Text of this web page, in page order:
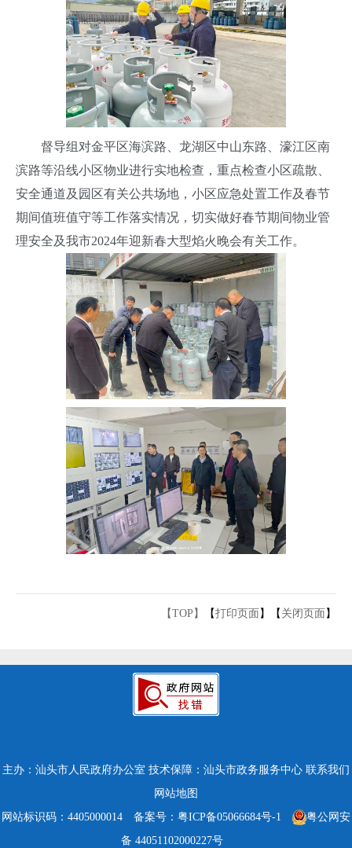
督导组对金平区海滨路、龙湖区中山东路、濠江区南
滨路等沿线小区物业进行实地检查，重点检查小区疏散、
安全通道及园区有关公共场地，小区应急处置工作及春节
期间值班值守等工作落实情况，切实做好春节期间物业管
理安全及我市2024年迎新春大型焰火晚会有关工作。
【TOP】 【打印页面】【 关闭页面】
主办：汕头市人民政府办公室 技术保障：汕头市政务服务中心 联系我们
网站地图
网站标识码：4405000014
备案号：粤ICP备05066684号-1
粤公网安
备 44051102000227号